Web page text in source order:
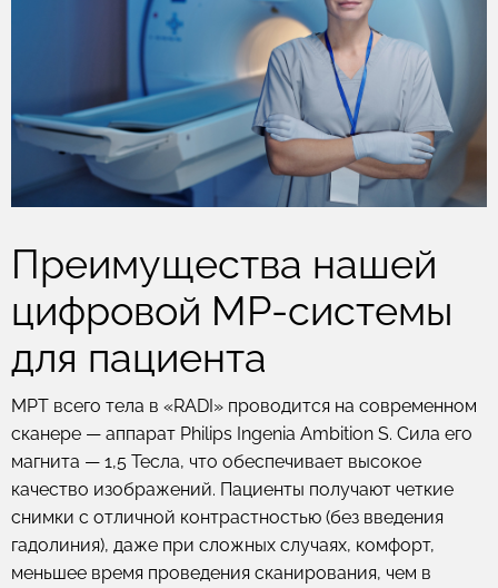
Преимущества нашей
цифровой МР-системы
для пациента
МРТ всего тела в «RADI» проводится на современном
сканере — аппарат Philips Ingenia Ambition S. Сила его
магнита — 1,5 Тесла, что обеспечивает высокое
качество изображений. Пациенты получают четкие
снимки с отличной контрастностью (без введения
гадолиния), даже при сложных случаях, комфорт,
меньшее время проведения сканирования, чем в